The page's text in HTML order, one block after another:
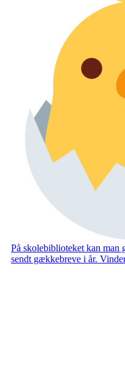
På skolebiblioteket kan
sendt gækkebreve i år.